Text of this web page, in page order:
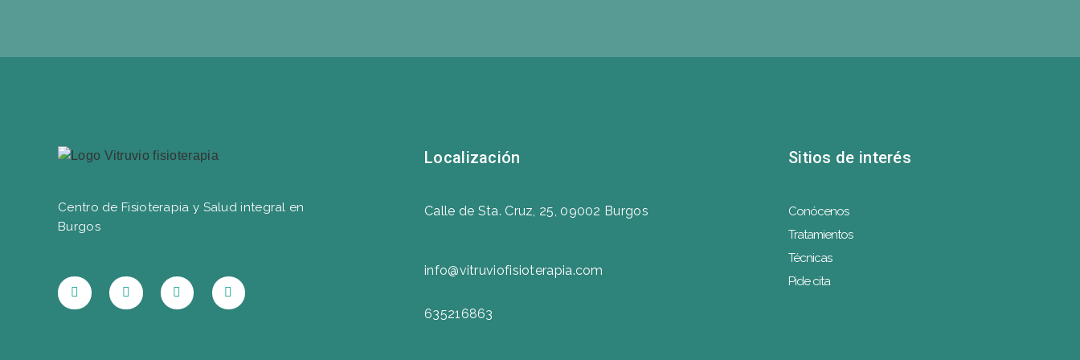
Centro de Fisioterapia y Salud integral en
Burgos
Localización
Calle de Sta. Cruz, 25, 09002 Burgos
info@vitruviofisioterapia.com
635216863
Sitios de interés
Conócenos
Tratamientos
Técnicas
Pide cita